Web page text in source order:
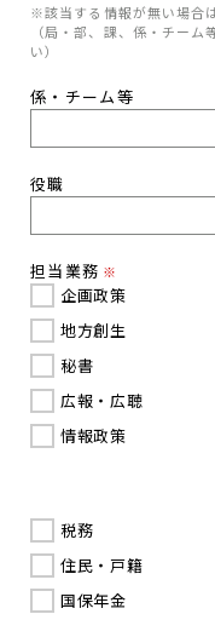
※該当する情報が無い場合
（局・部、課、係・チー
い）
係・チーム等
役職
担当業務 ※
企画政策
地方創生
秘書
広報・広聴
情報政策
税務
住民・戸籍
国保年金